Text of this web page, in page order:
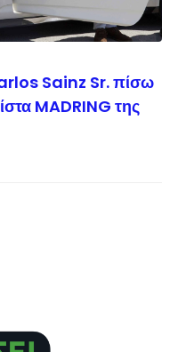
© enkinisi.gr
Sainz Sr. πίσω
MADRING της